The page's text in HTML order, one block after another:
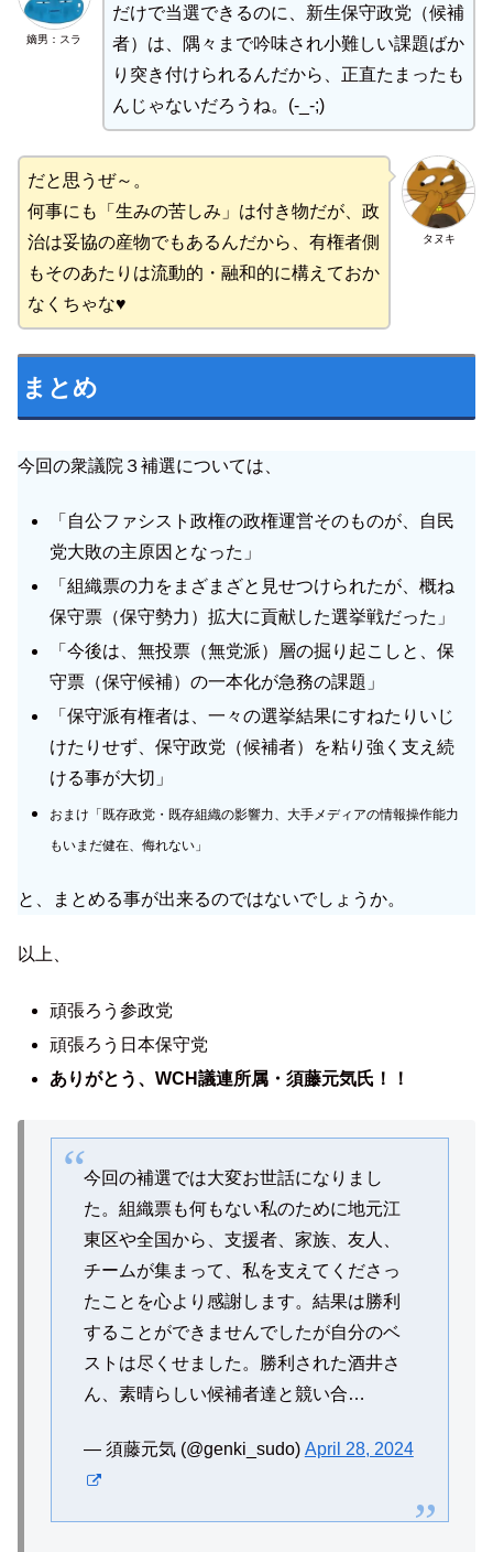
嫡男：スラ
だけで当選できるのに、新生保守政党（候補
者）は、隅々まで吟味され小難しい課題ばか
り突き付けられるんだから、正直たまったも
んじゃないだろうね。(-_-;)
タヌキ
だと思うぜ～。
何事にも「生みの苦しみ」は付き物だが、政
治は妥協の産物でもあるんだから、有権者側
もそのあたりは流動的・融和的に構えておか
なくちゃな♥
まとめ
今回の衆議院３補選については、
「自公ファシスト政権の政権運営そのものが、自民
党大敗の主原因となった」
「組織票の力をまざまざと見せつけられたが、概ね
保守票（保守勢力）拡大に貢献した選挙戦だった」
「今後は、無投票（無党派）層の掘り起こしと、保
守票（保守候補）の一本化が急務の課題」
「保守派有権者は、一々の選挙結果にすねたりいじ
けたりせず、保守政党（候補者）を粘り強く支え続
ける事が大切」
おまけ「既存政党・既存組織の影響力 、大手メディアの情報操作能力
もいまだ健在、侮れない」
と、まとめる事が出来るのではないでしょうか。
以上、
頑張ろう参政党
頑張ろう日本保守党
ありがとう、WCH議連所属・須藤元気氏！！
今回の補選では大変お世話になりまし
た。組織票も何もない私のために地元江
東区や全国から、支援者、家族、友人、
チームが集まって、私を支えてくださっ
たことを心より感謝します。結果は勝利
することができませんでしたが自分のベ
ストは尽くせました。勝利された酒井さ
ん、素晴らしい候補者達と競い合…
— 須藤元気 (@genki_sudo) April 28, 2024